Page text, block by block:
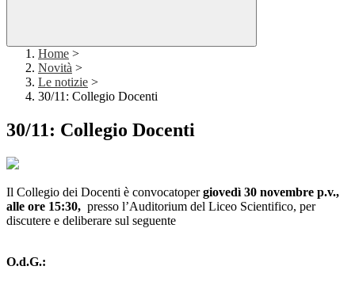
Home >
Novità >
Le notizie >
30/11: Collegio Docenti
30/11: Collegio Docenti
Il Collegio dei Docenti è convocatopergiovedì 30 novembre p.v.,
alle ore 15:30, presso l’Auditorium del Liceo Scientifico, per
discutere e deliberare sul seguente
O.d.G.: